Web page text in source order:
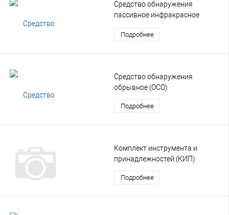
Средство обнаружения
пассивное инфракрасное
Подробнее
Средство обнаружения
обрывное (ОСО)
Подробнее
Комплект инструмента и
принадлежностей (КИП)
Подробнее